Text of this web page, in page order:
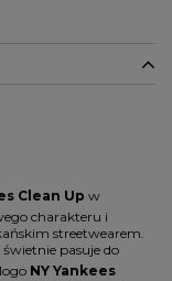
Clean Up w
charakteru i
streetwearem.
pasuje do
NY Yankees